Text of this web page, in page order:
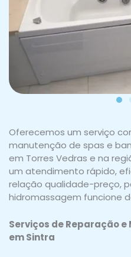
Oferecemos um serviço
manutenção de spas e
em Torres Vedras e na
um atendimento rápido,
relação qualidade-preço,
hidromassagem funcione
Serviços de Reparação
em Sintra